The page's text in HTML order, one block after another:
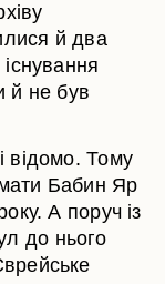
й два
й не був
відомо. Тому
Бабин Яр
А поруч із
до нього